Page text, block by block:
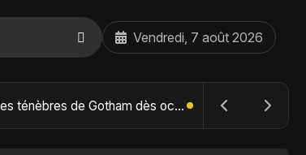
Vendredi, 7 août 2026
The Batman : Part II – Robert Pattinson replonge dans les ténèbres de Gotham dès octobre 2027